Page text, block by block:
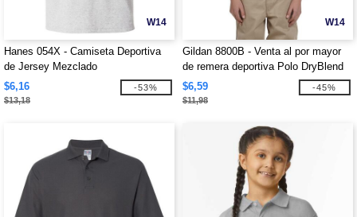
W14
Hanes 054X - Camiseta Deportiva
de Jersey Mezclado
$6,16
$13,18
-53%
W14
Gildan 8800B - Venta al por mayor
de remera deportiva Polo DryBlend
Jersey para niños
$6,59
$11,98
-45%